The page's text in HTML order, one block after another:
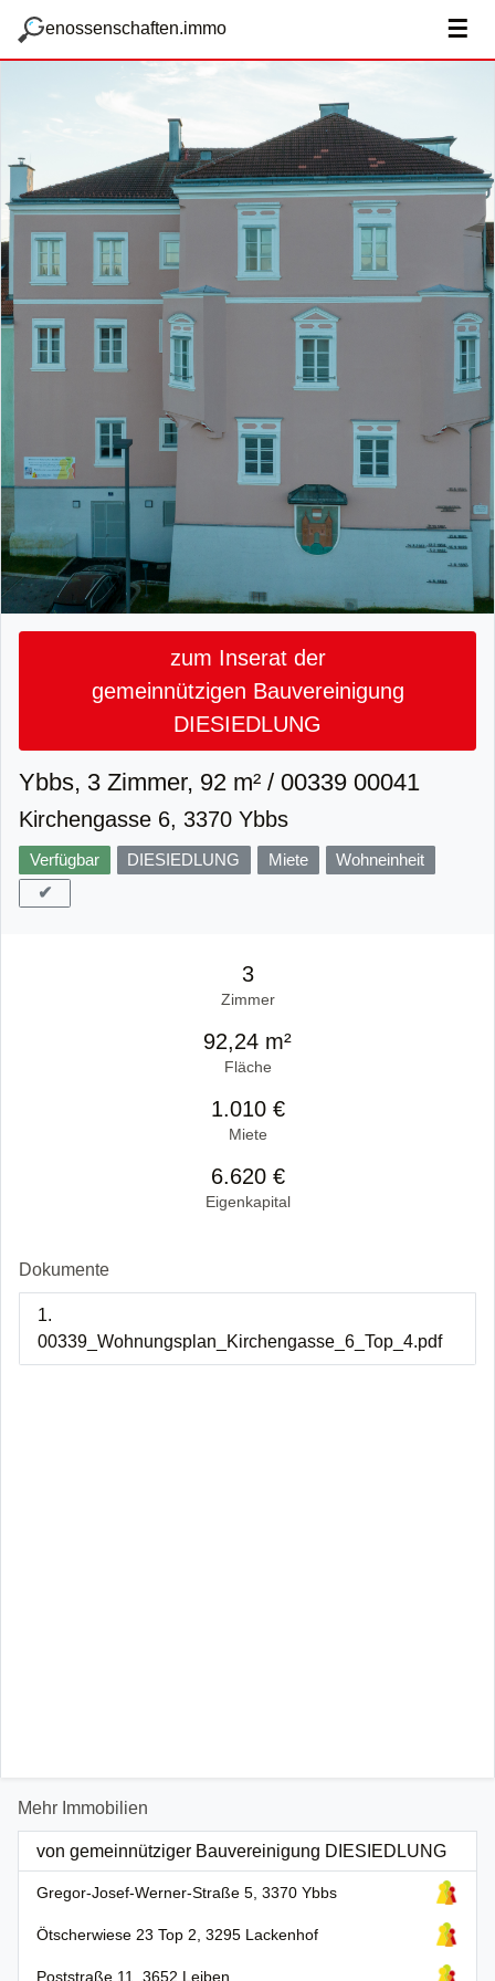
g
enossenschaften.immo ☰
zum Inserat der
gemeinnützigen Bauvereinigung
DIESIEDLUNG
Ybbs, 3 Zimmer, 92 m² / 00339 00041
Kirchengasse 6, 3370 Ybbs
Verfügbar DIESIEDLUNG Miete
Wohneinheit
✔
3
Zimmer
92,24 m²
Fläche
1.010 €
Miete
6.620 €
Eigenkapital
Dokumente
1.
00339_Wohnungsplan_Kirchengasse_6_Top_4.pdf
Mehr Immobilien
von gemeinnütziger Bauvereinigung DIESIEDLUNG
Gregor-Josef-Werner-Straße 5, 3370 Ybbs
Ötscherwiese 23 Top 2, 3295 Lackenhof
Poststraße 11, 3652 Leiben